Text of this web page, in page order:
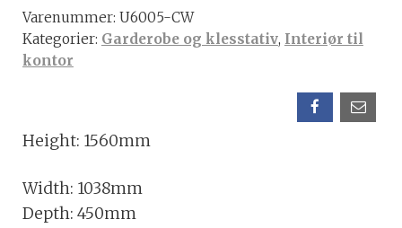
m/kobber,
1000mm
antall
Varenummer: U6005-CW
Kategorier: Garderobe og klesstativ, Interiør til
kontor
Height: 1560mm
Width: 1038mm
Depth: 450mm